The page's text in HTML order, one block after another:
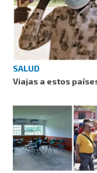
SALUD
Viajas a estos